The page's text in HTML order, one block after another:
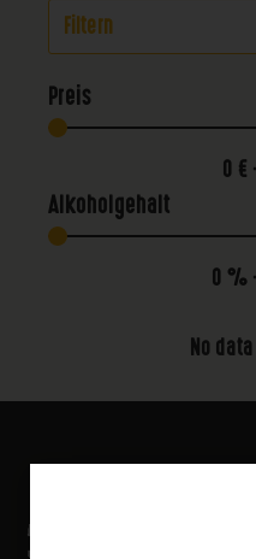
Filtern
Preis
0 €
Alkoholgehalt
0 %
No